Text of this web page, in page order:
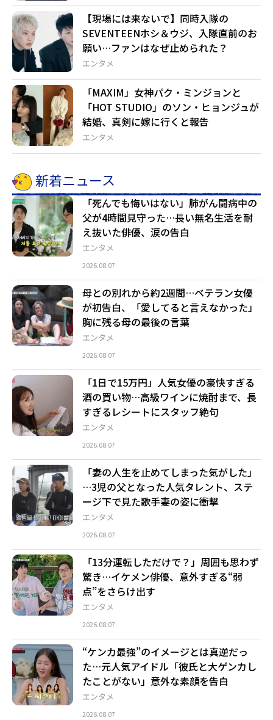
エンタメ
【現場には来ないで】同時入隊の
SEVENTEENホシ＆ウジ、入隊直前のお
願い…ファンはなぜ止められた？
エンタメ
「MAXIM」女神パク・ミンジョンと
「HOT STUDIO」のソン・ヒョンジュが
結婚、真剣に嫁に行くと報告
新着ニュース
エンタメ
「死んでも悔いはない」肺がん闘病中の
父が4時間見守った…長い無名生活を耐
え抜いた俳優、涙の告白
2026.08.07
エンタメ
母との別れから約2週間…ベテラン女優
が初告白、「愛してると言えなかった」
胸に残る母の最後の言葉
2026.08.07
エンタメ
「1日で15万円」人気女優の豪快すぎる
酒の買い物…高級ワインに焼酎まで、長
すぎるレシートにスタッフ絶句
2026.08.07
エンタメ
「妻の人生を止めてしまった気がした」
…3児の父となった人気タレント、ステ
ージ下で見た歌手妻の姿に衝撃
2026.08.07
エンタメ
「13分運転しただけで？」周囲も思わず
驚き…イケメン俳優、意外すぎる“弱
点”をさらけ出す
2026.08.07
エンタメ
“ケンカ最強”のイメージとは真逆だっ
た…元人気アイドル「彼氏と大ゲンカし
たことがない」意外な素顔を告白
2026.08.07